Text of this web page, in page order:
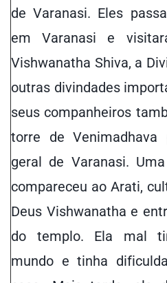
de Varanasi. Eles
em Varanasi e
Vishwanatha Shiva, a
outras divindades
seus companheiros
torre de
geral de Varanasi.
compareceu ao Arati,
Deus Vishwanatha e
do templo. Ela mal
mundo e tinha